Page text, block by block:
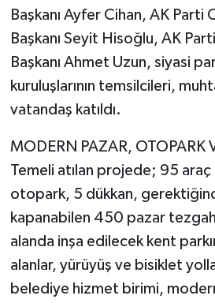
Başkanı Ayfer Cihan, AK Parti
Başkanı Seyit Hisoğlu, AK
Başkanı Ahmet Uzun, siyasi
kuruluşlarının temsilcileri,
vatandaş katıldı.
MODERN PAZAR, OTOPARK
Temeli atılan projede; 95 araç
otopark, 5 dükkan,
kapanabilen 450 pazar
alanda inşa edilecek kent
alanlar, yürüyüş ve bisiklet
belediye hizmet birimi,